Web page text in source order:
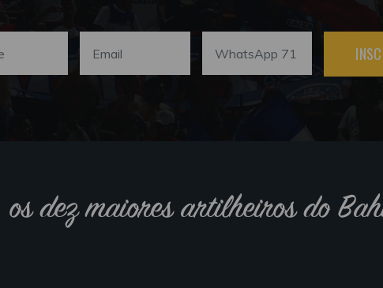
os dez maiores artilheiros do